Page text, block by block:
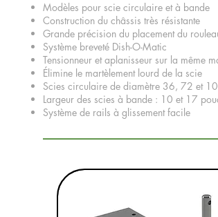
Modèles pour scie circulaire et à bande
Construction du châssis très résistante
Grande précision du placement du
Système breveté Dish-O-Matic
Tensionneur et aplanisseur sur la même
Élimine le martèlement lourd de la scie
Scies circulaire de diamètre 36, 72 et
Largeur des scies à bande : 10 et 17
Système de rails à glissement facile